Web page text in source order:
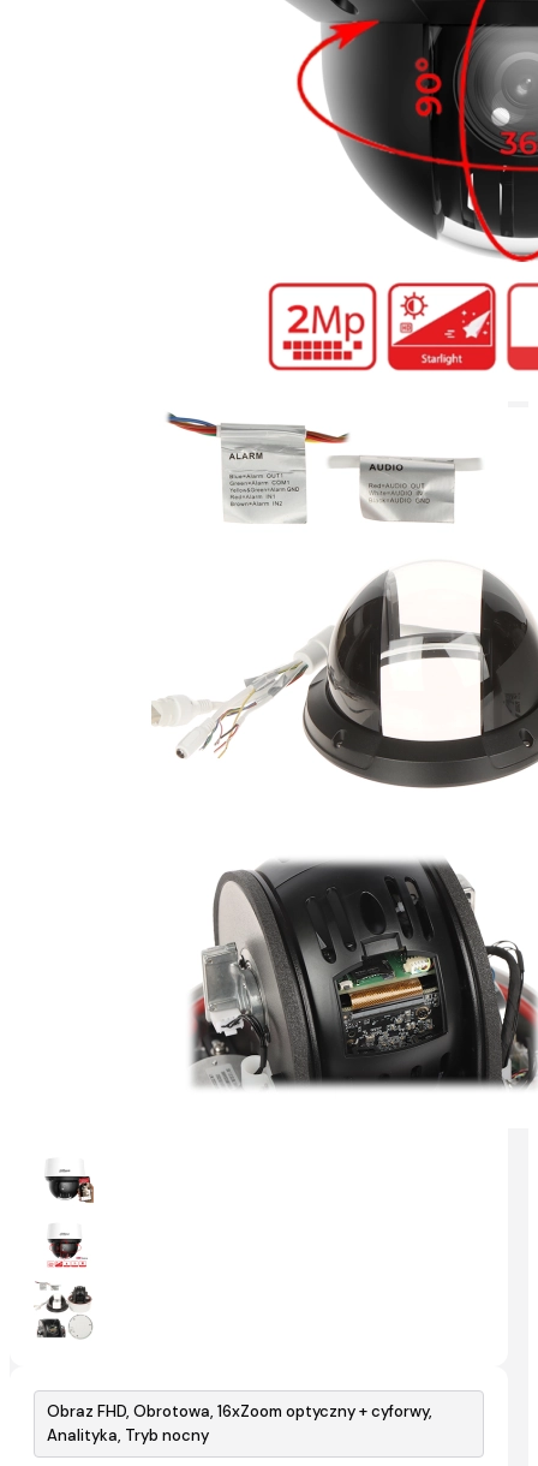
Obraz FHD, Obrotowa, 16xZoom optyczny + cyforwy,
Analityka, Tryb nocny